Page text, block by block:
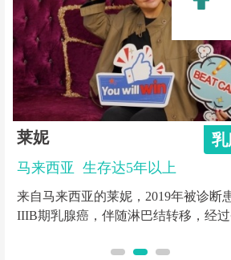
莱妮 乳
马来西亚 生存达5年以上
来自马来西亚的莱妮，2019年被诊断
IIIB期乳腺癌，伴随淋巴结转移，经